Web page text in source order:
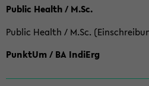
Public Health / M.Sc.
Public Health / M.Sc.
PunktUm / BA IndiErg